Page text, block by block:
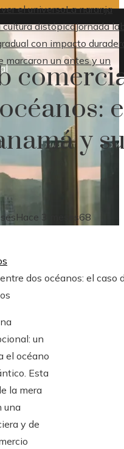
el universoLa naranja
cultura distópicaJornada
con impacto
marcaron un antes y un
y
Hace 3 meses68
dos océanos: el caso
un
el océano
Esta
la mera
una
y de